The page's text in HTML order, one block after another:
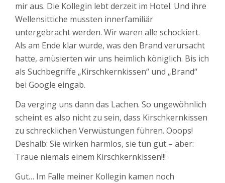
mir aus. Die Kollegin lebt derzeit im Hotel. Und ihre
Wellensittiche mussten innerfamiliär
untergebracht werden. Wir waren alle schockiert.
Als am Ende klar wurde, was den Brand verursacht
hatte, amüsierten wir uns heimlich königlich. Bis ich
als Suchbegriffe „Kirschkernkissen“ und „Brand“
bei Google eingab.
Da verging uns dann das Lachen. So ungewöhnlich
scheint es also nicht zu sein, dass Kirschkernkissen
zu schrecklichen Verwüstungen führen. Ooops!
Deshalb: Sie wirken harmlos, sie tun gut – aber:
Traue niemals einem Kirschkernkissen!!!
Gut… Im Falle meiner Kollegin kamen noch